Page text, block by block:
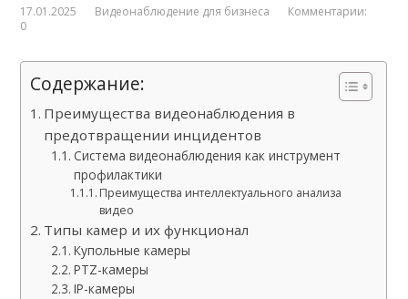
17.01.2025 Видеонаблюдение для бизнеса
Комментарии:
0
Содержание:
Преимущества видеонаблюдения в
предотвращении инцидентов
Система видеонаблюдения как инструмент
профилактики
Преимущества интеллектуального анализа
видео
Типы камер и их функционал
Купольные камеры
PTZ-камеры
IP-камеры